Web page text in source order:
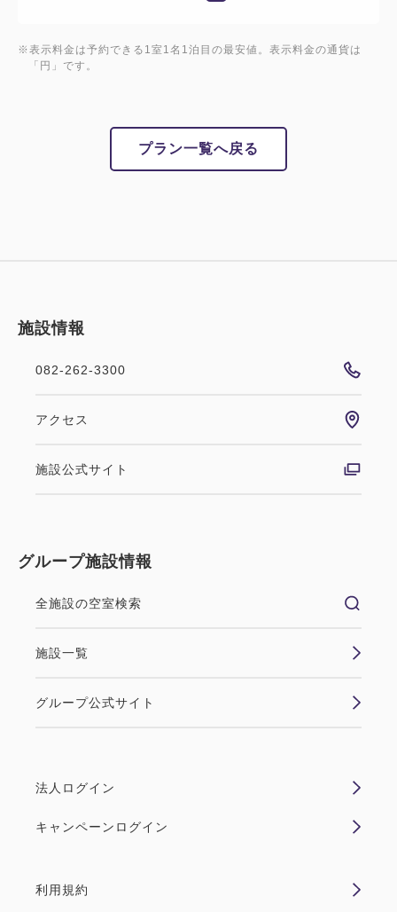
※表示料金は予約できる1室1名1泊目の最安値。表示料金の通貨は
「円」です。
プラン一覧へ戻る
施設情報
082-262-3300
アクセス
施設公式サイト
グループ施設情報
全施設の空室検索
施設一覧
グループ公式サイト
法人ログイン
キャンペーンログイン
利用規約